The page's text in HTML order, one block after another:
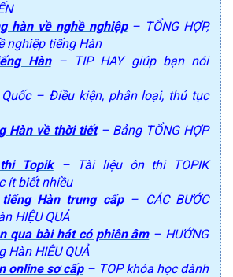
hàn về nghề nghiệp– TỔNG HỢP,
nghiệp tiếng Hàn
Hàn– TIP HAY giúp bạn nói
– Điều kiện, phân loại, thủ tục
Hàn về thời tiết– Bảng TỔNG HỢP
Topik– Tài liệu ôn thi TOPIK
ít biết nhiều
Hàn trung cấp– CÁC BƯỚC
HIỆU QUẢ
qua bài hát có phiên âm– HƯỚNG
Hàn HIỆU QUẢ
online sơ cấp– TOP khóa học dành